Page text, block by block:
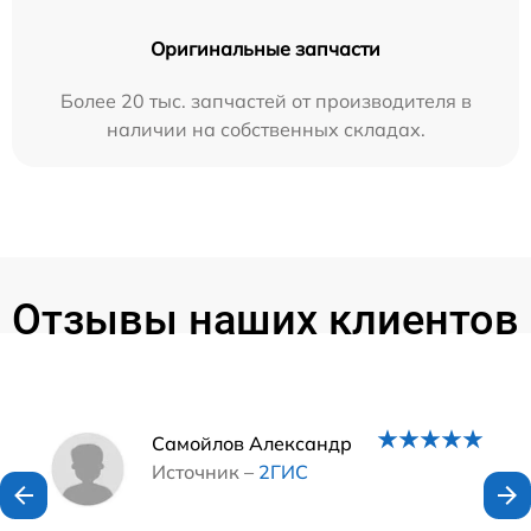
Оригинальные запчасти
Более 20 тыс. запчастей от производителя в
наличии на собственных складах.
Отзывы наших клиентов
Самойлов Александр
Источник – 2ГИС
Наши мастера